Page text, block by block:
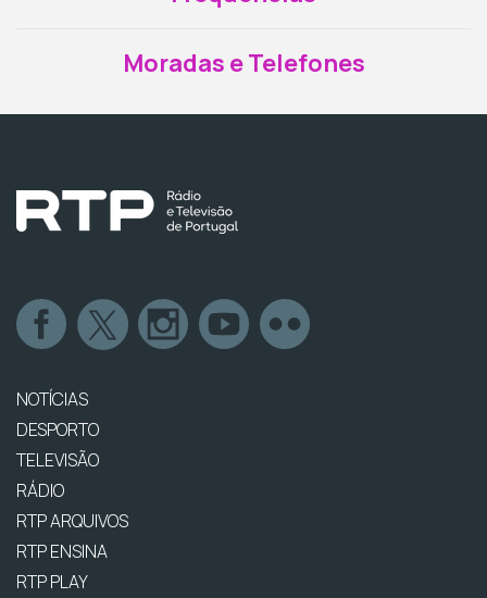
Moradas e Telefones
NOTÍCIAS
DESPORTO
TELEVISÃO
RÁDIO
RTP ARQUIVOS
RTP ENSINA
RTP PLAY